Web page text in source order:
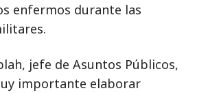
enfermos durante las
jefe de Asuntos Públicos,
importante elaborar